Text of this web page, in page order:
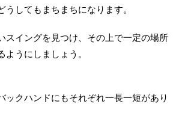
うしてもまちまちになります。
スイングを見つけ、その上で一定の場所
うにしましょう。
ックハンドにもそれぞれ一長一短があり